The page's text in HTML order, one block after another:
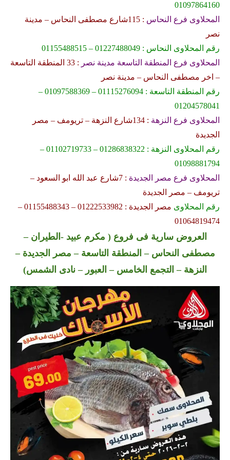
01097864160
المحلاوى فرع النحاس
: 115شارع مصطفى النحاس – مدينة
نصر
رقم المحلاوى النحاس : 01227488049 – 01155488515
المحلاوى فرع المنطقة التاسعة مدينة نصر
: 33 المنطقة التاسعة
– اخر مصطفى النحاس – مدينة نصر
رقم المنطقة التاسعة : 01115276094 – 01097588369 –
01204578041
المحلاوى فرع النزهة
: 134شارع النزهة – تريومف – مصر
الجديدة
رقم المحلاوى النزهة : 01286838322 – 01102719733 –
01098881794
المحلاوى فرع مصر الجديدة
: 7شارع عبد الله ابو السعود –
تريومف – مصر الجديدة
رقم المحلاوى
مصر الجديدة : 01222533982 – 01155488343 –
01064819474
العروض سارية فى فروع ( مكرم عبيد -الطيران –
مصطفى النحاس – المنطقة التاسعة – مصر الجديدة –
النزهة – التجمع الخامس – العبور – نادى الشمس)